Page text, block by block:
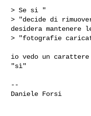
> Se si "
> "decide di
desidera mantenere
> "fotografie
io vedo un
"sì"
--
Daniele Forsi